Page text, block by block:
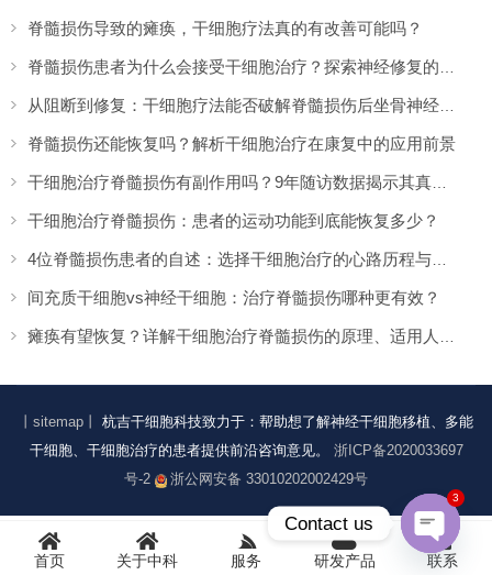
脊髓损伤导致的瘫痪，干细胞疗法真的有改善可能吗？
脊髓损伤还能恢复吗？解析干细胞治疗在康复中的应用前景
干细胞治疗脊髓损伤：患者的运动功能到底能恢复多少？
间充质干细胞vs神经干细胞：治疗脊髓损伤哪种更有效？
丨sitemap丨
杭吉干细胞科技致力于：帮助想了解神经干细胞移植、多能
干细胞、干细胞治疗的患者提供前沿咨询意见。 浙ICP备2020033697
号-2
浙公网安备 33010202002429号
首页 关于中科 服务 研发产品 联系
Contact us
Open
3